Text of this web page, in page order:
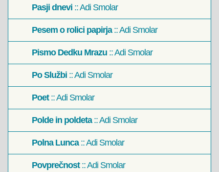
Pasji dnevi :: Adi Smolar
Pesem o rolici papirja:: Adi Smolar
Pismo Dedku Mrazu :: Adi Smolar
Po Službi :: Adi Smolar
Poet:: Adi Smolar
Polde in poldeta:: Adi Smolar
Polna Lunca:: Adi Smolar
Povprečnost:: Adi Smolar